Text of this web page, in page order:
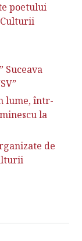
poetului
Suceava
lume, într-
la
de